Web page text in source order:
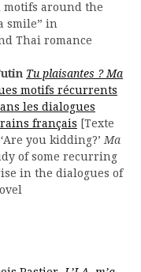
around the
smile” in
Thai romance
Tu plaisantes ? Ma
motifs récurrents
les dialogues
français [Texte
Are you kidding?’Ma
of some recurring
in the dialogues of